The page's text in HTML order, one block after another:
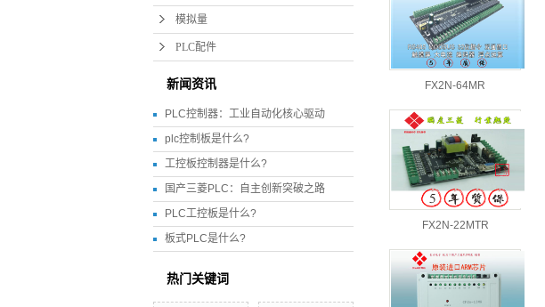
模拟量
PLC配件
新闻资讯
PLC控制器：工业自动化核心驱动
plc控制板是什么?
工控板控制器是什么?
国产三菱PLC：自主创新突破之路
PLC工控板是什么?
板式PLC是什么?
热门关键词
FX2N-64MR
FX2N-22MTR